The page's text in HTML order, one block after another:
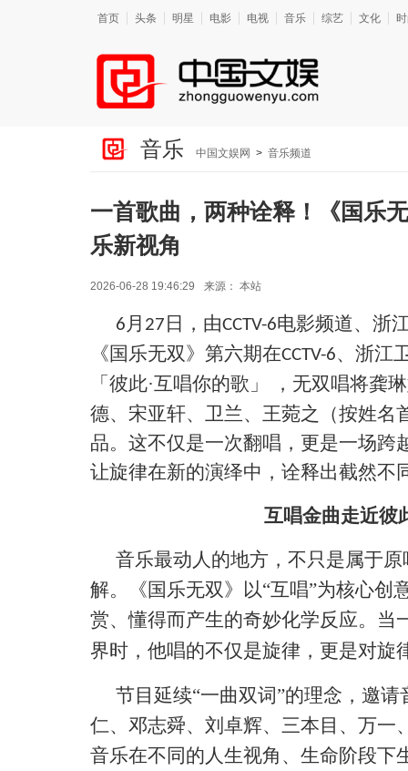
首页 头条 明星 电影 电视 音乐 综艺 文化
音乐 中国文娱网 > 音乐频道
一首歌曲，两种诠释！《国乐
乐新视角
2026-06-28 19:46:29 来源： 本站
6月 27 日，由CCTV-6电影频道、浙
《国乐无双》第六期在CCTV-6、浙江
「 彼此·互唱你的歌 」 ， 无双唱将龚
德、宋亚轩、卫兰、 王菀之（按姓名
品。这不仅是一次翻唱，更是一场跨
让旋律在新的演绎中，诠释出截然不
互唱金曲走近彼
音乐最动人的地方，不只是属于
解。《国乐无双》以“互唱”为核心创
赏、懂得而产生的奇妙化学反应。当
界时，他唱的不仅是旋律，更是对旋
节目延续“一曲双词”的理念，邀
仁、邓志舜、刘卓辉、三本目、万一
音乐在不同的人生视角、生命阶段下